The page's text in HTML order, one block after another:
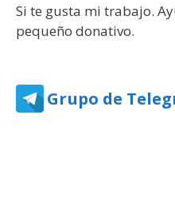
Si te gusta mi trabajo.
pequeño donativo.
Grupo de